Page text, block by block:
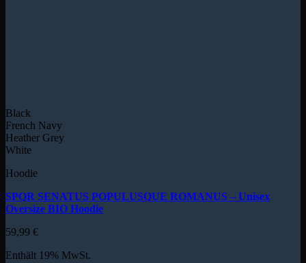
Black
French Navy
Heather Grey
White
Hoodie
SPQR SENATUS POPULUSQUE ROMANUS – Unisex
Oversize BIO Hoodie
59,99 €
Enthält 19% MwSt.